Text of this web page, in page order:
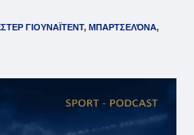
ΓΙΟΥΝΑΪΤΕΝΤ, ΜΠΑΡΤΣΕΛΌΝΑ,